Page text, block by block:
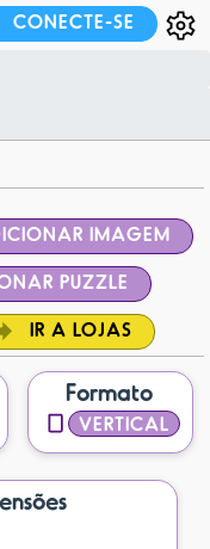
CONECTE-SE
IMAGEM
PUZZLE
IR A LOJAS
Formato
VERTICAL